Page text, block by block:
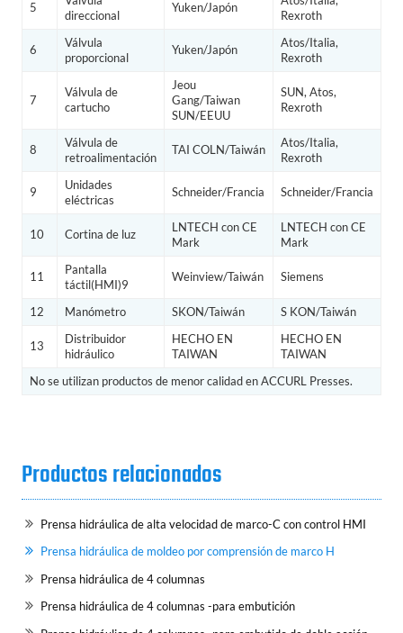
5
direccional
Yuken/Japón
Rexroth
6
Válvula
proporcional
Yuken/Japón
Atos/Italia,
Rexroth
7
Válvula de
cartucho
Jeou
Gang/Taiwan
SUN/EEUU
SUN, Atos,
Rexroth
8
Válvula de
retroalimentación
TAI COLN/Taiwán
Atos/Italia,
Rexroth
9
Unidades
eléctricas
Schneider/Francia Schneider/Francia
10 Cortina de luz
LNTECH con CE
Mark
LNTECH con CE
Mark
11
Pantalla
táctil(HMI)9
Weinview/Taiwán Siemens
12 Manómetro SKON/Taiwán S KON/Taiwán
13
Distribuidor
hidráulico
HECHO EN
TAIWAN
HECHO EN
TAIWAN
No se utilizan productos de menor calidad en ACCURL Presses.
Productos relacionados
Prensa hidráulica de alta velocidad de marco-C con control HMI
Prensa hidráulica de moldeo por comprensión de marco H
Prensa hidráulica de 4 columnas
Prensa hidráulica de 4 columnas -para embutición